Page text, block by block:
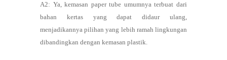
A2: Ya, kemasan paper tube umumnya terbuat dari
bahan kertas yang dapat didaur ulang,
menjadikannya pilihan yang lebih ramah lingkungan
dibandingkan dengan kemasan plastik.